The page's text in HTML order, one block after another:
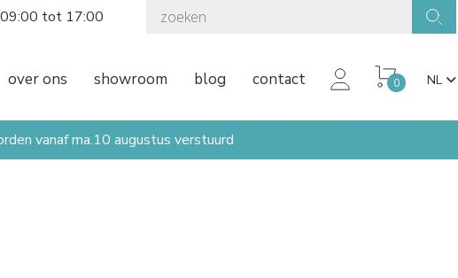
09:00 tot 17:00
over ons showroom blog contact 0 NL
vanaf ma.10 augustus verstuurd